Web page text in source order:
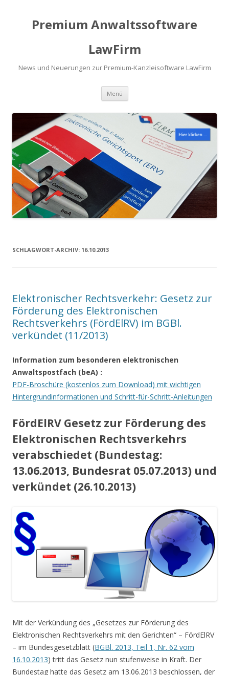
Premium Anwaltssoftware
LawFirm
News und Neuerungen zur Premium-Kanzleisoftware LawFirm
Menü
SCHLAGWORT-ARCHIV: 16.10.2013
Elektronischer Rechtsverkehr: Gesetz zur
Förderung des Elektronischen
Rechtsverkehrs (FördElRV) im BGBl.
verkündet (11/2013)
Information zum besonderen elektronischen
Anwaltspostfach (beA) :
PDF-Broschüre (kostenlos zum Download) mit wichtigen
Hintergrundinformationen und Schritt-für-Schritt-Anleitungen
FördElRV Gesetz zur Förderung des
Elektronischen Rechtsverkehrs
verabschiedet (Bundestag:
13.06.2013, Bundesrat 05.07.2013) und
verkündet (26.10.2013)
Mit der Verkündung des „Gesetzes zur Förderung des
Elektronischen Rechtsverkehrs mit den Gerichten“ – FördElRV
– im Bundesgesetzblatt (BGBl. 2013, Teil 1, Nr. 62 vom
16.10.2013) tritt das Gesetz nun stufenweise in Kraft. Der
Bundestag hatte das Gesetz am 13.06.2013 beschlossen, der